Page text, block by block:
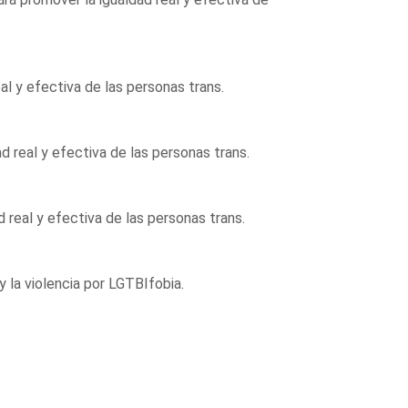
y efectiva de las personas trans.
real y efectiva de las personas trans.
real y efectiva de las personas trans.
violencia por LGTBIfobia.